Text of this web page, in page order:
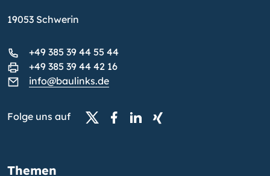
19053 Schwerin
+49 385 39 44 55 44
+49 385 39 44 42 16
info@baulinks.de
Folge uns auf
Themen